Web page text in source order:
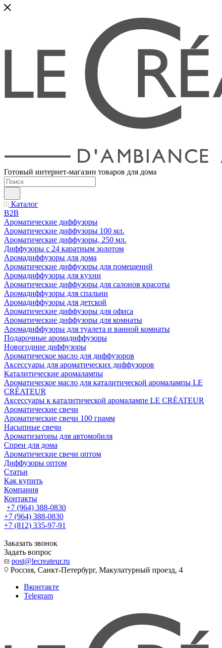
Готовый интернет-магазин товаров для дома
Каталог
B2B
Ароматические диффузоры
Ароматические диффузоры 100 мл.
Ароматические диффузоры, 250 мл.
Диффузоры с 24 каратным золотом
Аромадиффузоры для дома
Ароматические диффузоры для помещений
Аромадиффузоры для кухни
Ароматические диффузоры для салонов красоты
Аромадиффузоры для спальни
Аромадиффузоры для детской
Ароматические диффузоры для офиса
Ароматические диффузоры для комнаты
Аромадиффузоры для туалета и ванной комнаты
Подарочные аромадиффузоры
Новогодние диффузоры
Ароматическое масло для диффузоров
Аксессуары для ароматических диффузоров
Каталитические аромалампы
Ароматическое масло для каталитической аромалампы LE
CRÉATEUR
Аксессуары к каталитической аромалампе LE CRÉATEUR
Ароматические свечи
Ароматические свечи 100 грамм
Насыпные свечи
Ароматизаторы для автомобиля
Спреи для дома
Ароматические свечи оптом
Диффузоры оптом
Статьи
Как купить
Компания
Контакты
+7 (964) 388-0830
+7 (964) 388-0830
+7 (812) 335-97-91
Заказать звонок
Задать вопрос
post@lecreateur.ru
Россия, Санкт-Петербург, Макулатурный проезд, 4
Вконтакте
Telegram